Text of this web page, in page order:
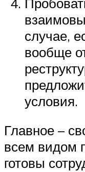
случае,
вообще
условия.
Главное –
всем видом
готовы